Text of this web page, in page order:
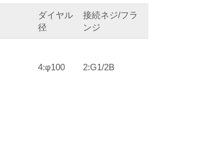
ダイヤル
径
接続ネジ/フラ
ンジ
4:φ100 2:G1/2B